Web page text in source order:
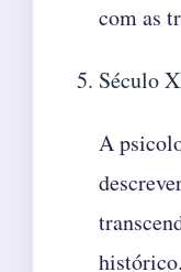
com as
Século
A
histórico.